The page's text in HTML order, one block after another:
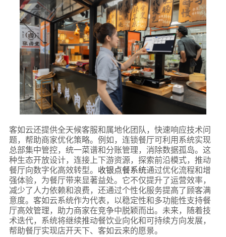
客如云还提供全天候客服和属地化团队，快速响应技术问
题，帮助商家优化策略。例如，连锁餐厅可利用系统实现
总部集中管控，统一菜谱和分账管理，消除数据孤岛。这
种生态开放设计，连接上下游资源，探索前沿模式，推动
餐厅向数字化高效转型。 收银点餐系统通过优化流程和增
强体验，为餐厅带来显著益处。它不仅提升了运营效率，
减少了人力依赖和浪费，还通过个性化服务提高了顾客满
意度。客如云系统作为代表，以稳定性和多功能性支持餐
厅高效管理，助力商家在竞争中脱颖而出。未来，随着技
术迭代，系统将继续推动餐饮业向化和可持续方向发展，
帮助餐厅实现店开天下、客如云来的愿景。